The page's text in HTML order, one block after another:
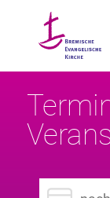
Suchbegriff